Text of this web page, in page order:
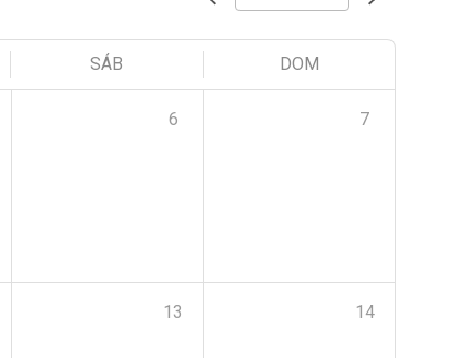
SÁB DOM
6 7
13 14